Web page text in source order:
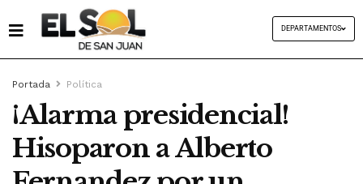
DEPARTAMENTOS
Portada Política
¡Alarma presidencial!
Hisoparon a Alberto